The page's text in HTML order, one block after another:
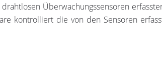
Überwachungssensoren
kontrolliert die von den Sensoren